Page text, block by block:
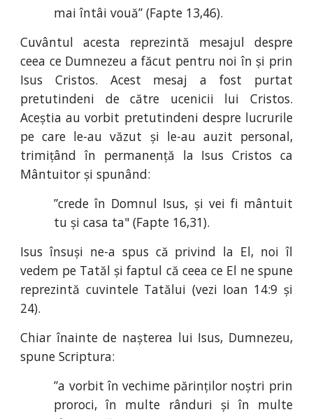
mai întâi vouă” (Fapte 13,46).
Cuvântul acesta reprezintă mesajul despre
ceea ce Dumnezeu a făcut pentru noi în și prin
Isus Cristos. Acest mesaj a fost purtat
pretutindeni de către ucenicii lui Cristos.
Aceștia au vorbit pretutindeni despre lucrurile
pe care le-au văzut și le-au auzit personal,
trimițând în permanență la Isus Cristos ca
Mântuitor și spunând:
”crede în Domnul Isus, și vei fi mântuit
tu și casa ta" (Fapte 16,31).
Isus însuși ne-a spus că privind la El, noi îl
vedem pe Tatăl și faptul că ceea ce El ne spune
reprezintă cuvintele Tatălui (vezi Ioan 14:9 și
24).
Chiar înainte de nașterea lui Isus, Dumnezeu,
spune Scriptura:
”a vorbit în vechime părinților noștri prin
proroci, în multe rânduri și în multe